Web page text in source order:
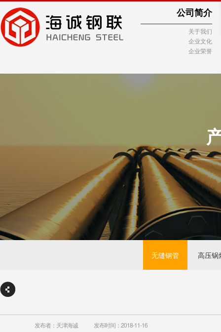
公司简介
关于我们
企业文化
企业荣誉
无缝钢管 高压锅
发布者：天津海诚 发布时间：2018-11-16